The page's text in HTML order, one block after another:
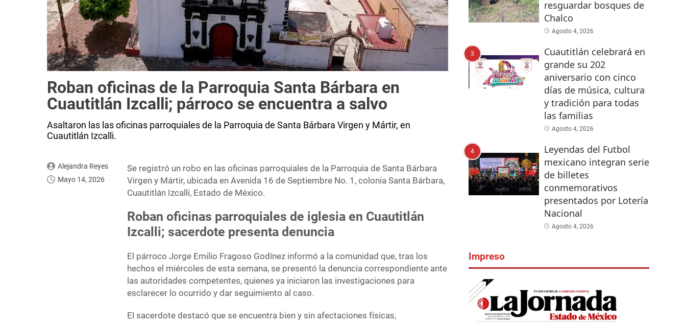
Roban oficinas de la Parroquia Santa Bárbara en
Cuautitlán Izcalli; párroco se encuentra a salvo
Asaltaron las las oficinas parroquiales de la Parroquia de Santa Bárbara Virgen y Mártir, en
Cuautitlán Izcalli.
Alejandra Reyes
Mayo 14, 2026
Se registró un robo en las oficinas parroquiales de la Parroquia de Santa Bárbara
Virgen y Mártir, ubicada en Avenida 16 de Septiembre No. 1, colonia Santa Bárbara,
Cuautitlán Izcalli, Estado de México.
Roban oficinas parroquiales de iglesia en Cuautitlán
Izcalli; sacerdote presenta denuncia
El párroco Jorge Emilio Fragoso Godínez informó a la comunidad que, tras los
hechos el miércoles de esta semana, se presentó la denuncia correspondiente ante
las autoridades competentes, quienes ya iniciaron las investigaciones para
esclarecer lo ocurrido y dar seguimiento al caso.
El sacerdote destacó que se encuentra bien y sin afectaciones físicas,
resguardar bosques de
Chalco
Agosto 4, 2026
3
Cuautitlán celebrará en
grande su 202
aniversario con cinco
días de música, cultura
y tradición para todas
las familias
Agosto 4, 2026
4
Leyendas del Futbol
mexicano integran serie
de billetes
conmemorativos
presentados por Lotería
Nacional
Agosto 4, 2026
Impreso